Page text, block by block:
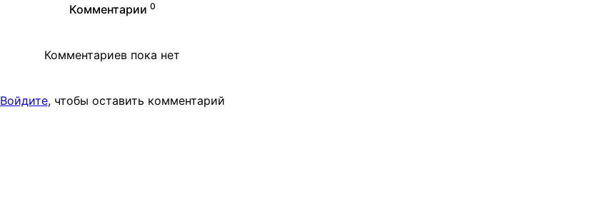
Комментарии 0
Комментариев пока нет
Войдите, чтобы оставить комментарий